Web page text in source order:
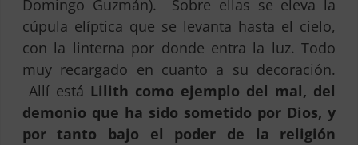
Domingo Guzmán). Sobre ellas se eleva la
cúpula elíptica que se levanta hasta el cielo,
con la linterna por donde entra la luz. Todo
muy recargado en cuanto a su decoración.
Allí está Lilith como ejemplo del mal, del
demonio que ha sido sometido por Dios, y
por tanto bajo el poder de la religión